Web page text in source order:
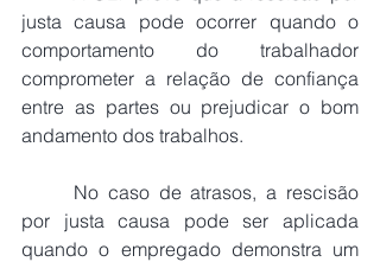
justa causa pode ocorrer quando o
comportamento do trabalhador
comprometer a relação de confiança
entre as partes ou prejudicar o bom
andamento dos trabalhos.
por justa causa pode ser aplicada
quando o empregado demonstra um